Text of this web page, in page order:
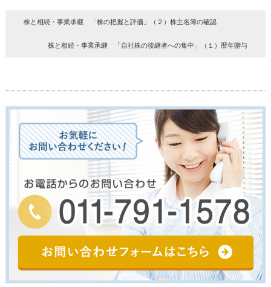
株と相続・事業承継 「株の把握と評価」（２）株主名簿の確認
株と相続・事業承継 「自社株の後継者への集中」（１）暦年贈与